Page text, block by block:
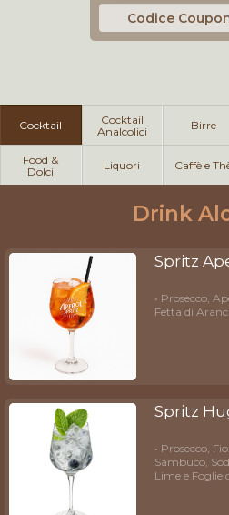
Cocktail
Cocktail
Analcolici
Birre
Food &
Dolci
Liquori Caffè e
Drink
Spritz
• Prosecco,
Fetta di
Spritz
• Prosecco,
Sambuco,
Lime e Foglie